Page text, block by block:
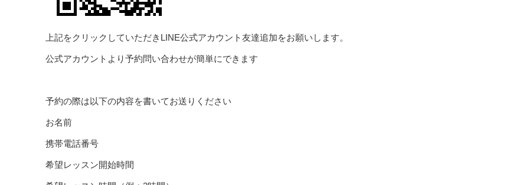
上記をクリックしていただきLINE公式アカウント友達追加をお願いします。
公式アカウントより予約問い合わせが簡単にできます
予約の際は以下の内容を書いてお送りください
お名前
携帯電話番号
希望レッスン開始時間